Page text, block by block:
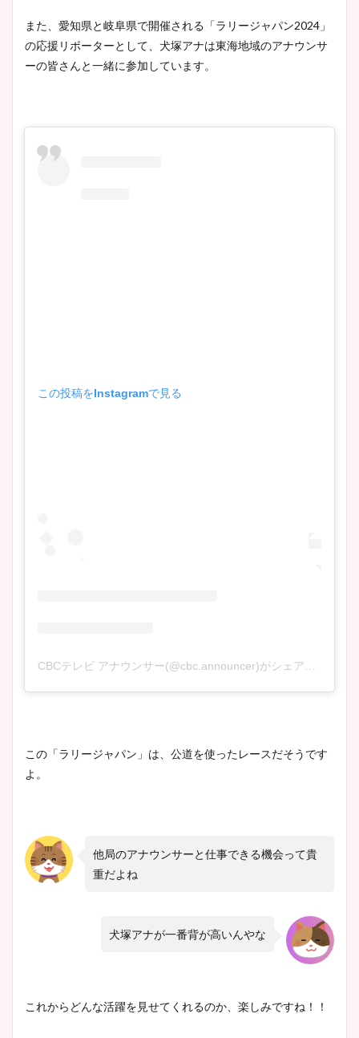
また、愛知県と岐阜県で開催される「ラリージャパン2024」
の応援リポーターとして、犬塚アナは東海地域のアナウンサ
ーの皆さんと一緒に参加しています。
この投稿をInstagramで見る
この「ラリージャパン」は、公道を使ったレースだそうです
よ。
他局のアナウンサーと仕事できる機会って貴
重だよね
犬塚アナが一番背が高いんやな
これからどんな活躍を見せてくれるのか、楽しみですね！！